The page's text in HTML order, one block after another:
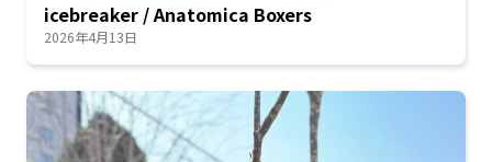
icebreaker / Anatomica Boxers
2026年4月13日